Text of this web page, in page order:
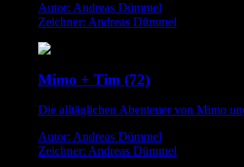
Autor: Andreas Dümmel
Zeichner: Andreas Dümmel
Mimo + Tim (72)
Die alltäglichen Abenteuer von Mimo
Autor: Andreas Dümmel
Zeichner: Andreas Dümmel